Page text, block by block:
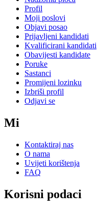
Profil
Moji poslovi
Objavi posao
Prijavljeni kandidati
Kvalificirani kandidati
Obavijesti kandidate
Poruke
Sastanci
Promijeni lozinku
Izbriši profil
Odjavi se
Mi
Kontaktiraj nas
O nama
Uvijeti korištenja
FAQ
Korisni podaci